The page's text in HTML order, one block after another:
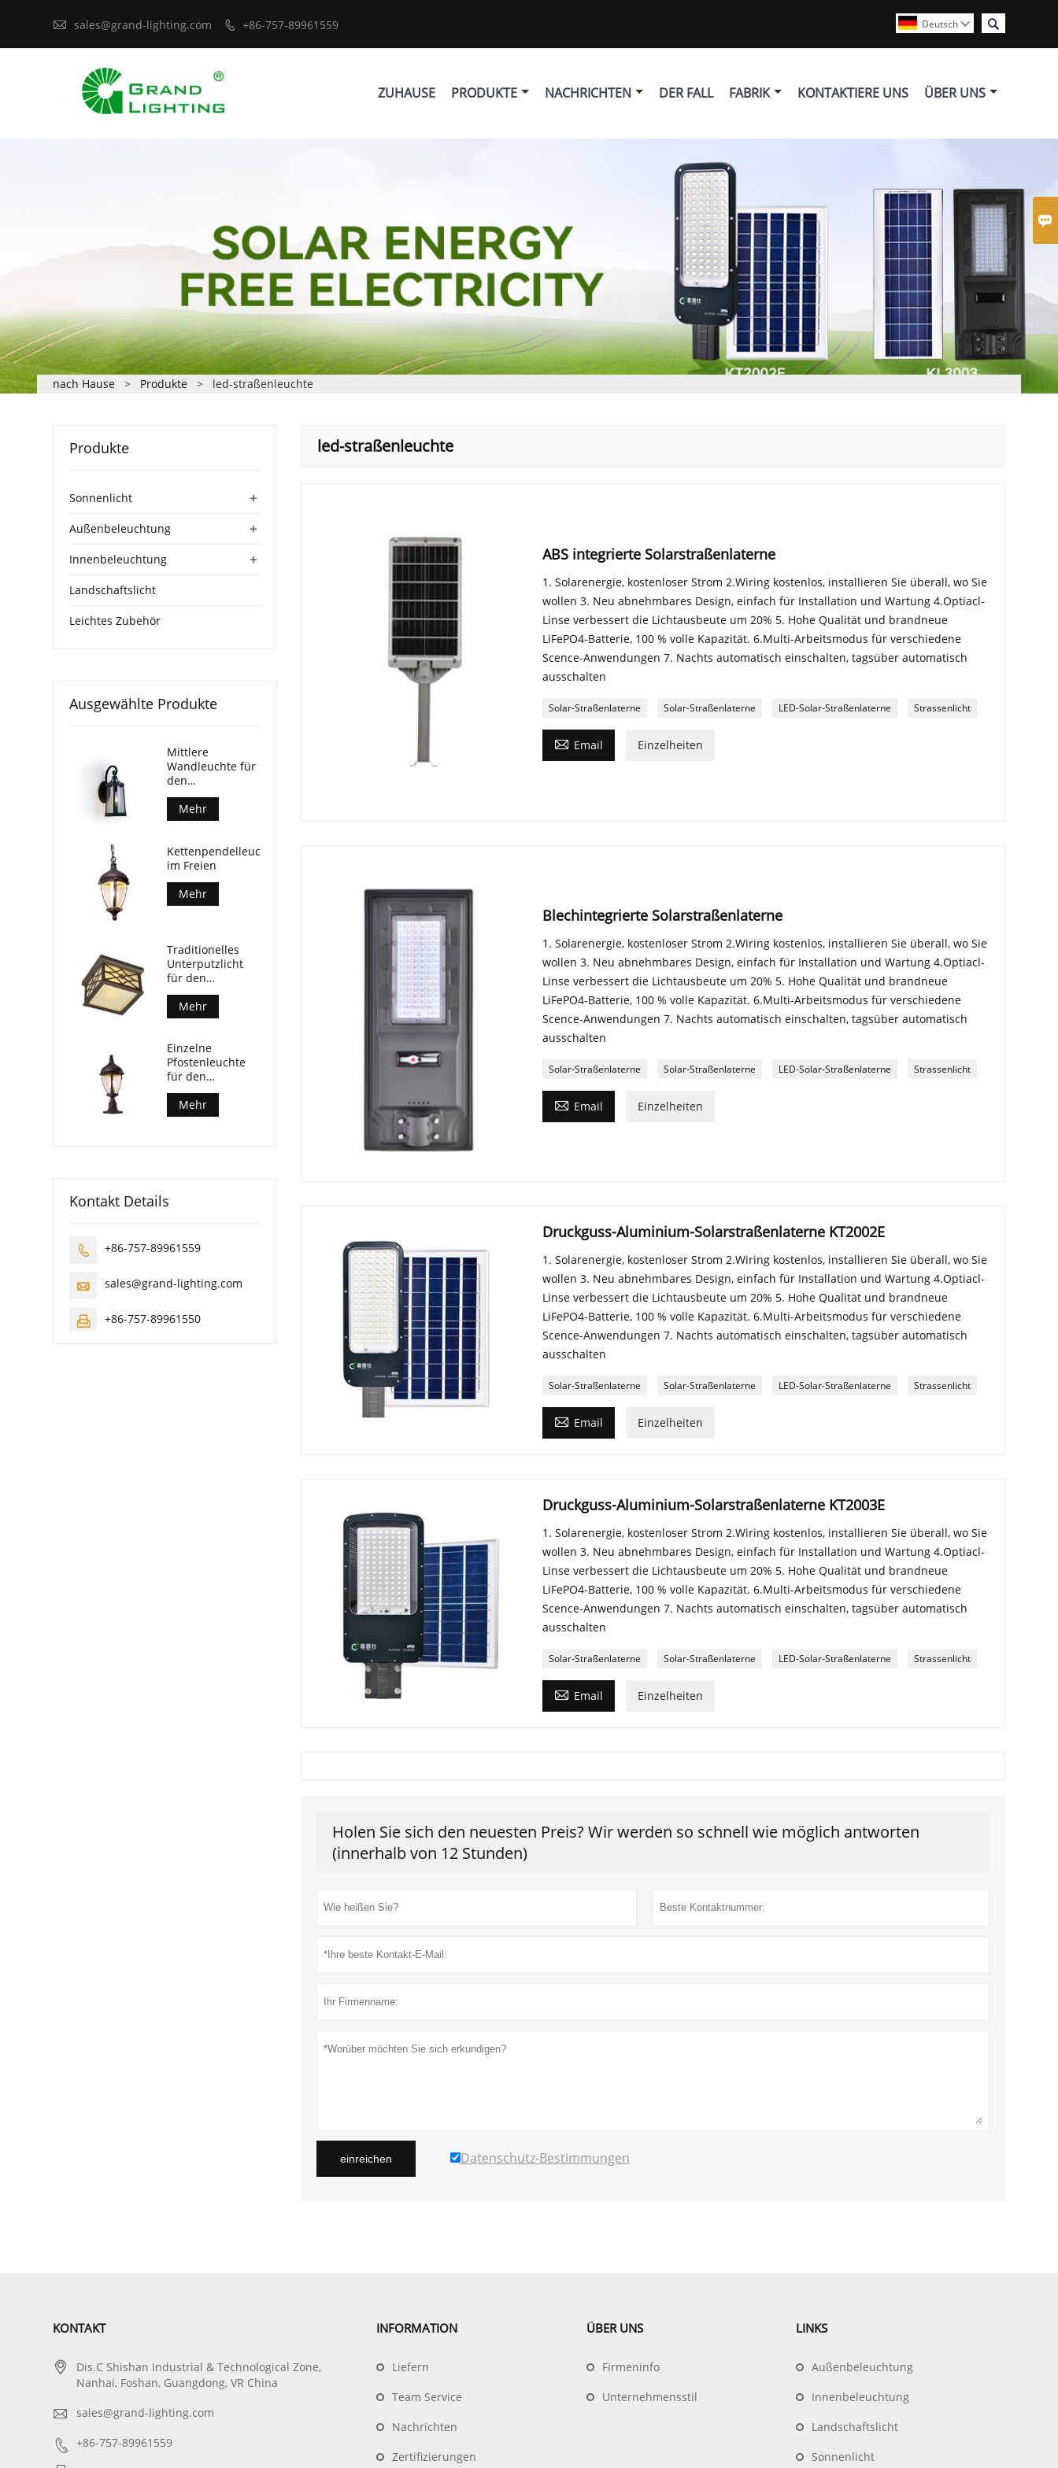

 sales@grand-lighting.com  +86-757-89961559 
Deutsch 
ZUHAUSE PRODUKTE NACHRICHTEN DER FALL FABRIK KONTAKTIERE UNS ÜBER UNS
nach Hause > Produkte > led-straßenleuchte
led-straßenleuchte
ABS integrierte Solarstraßenlaterne
1. Solarenergie, kostenloser Strom 2.Wiring kostenlos, installieren Sie überall, wo Sie
wollen 3. Neu abnehmbares Design, einfach für Installation und Wartung 4.Optiacl-
Linse verbessert die Lichtausbeute um 20% 5. Hohe Qualität und brandneue
LiFePO4-Batterie, 100 % volle Kapazität. 6.Multi-Arbeitsmodus für verschiedene
Scence-Anwendungen 7. Nachts automatisch einschalten, tagsüber automatisch
ausschalten
Solar-Straßenlaterne Solar-Straßenlaterne LED-Solar-Straßenlaterne Strassenlicht
 Email Einzelheiten
Blechintegrierte Solarstraßenlaterne
1. Solarenergie, kostenloser Strom 2.Wiring kostenlos, installieren Sie überall, wo Sie
wollen 3. Neu abnehmbares Design, einfach für Installation und Wartung 4.Optiacl-
Linse verbessert die Lichtausbeute um 20% 5. Hohe Qualität und brandneue
LiFePO4-Batterie, 100 % volle Kapazität. 6.Multi-Arbeitsmodus für verschiedene
Scence-Anwendungen 7. Nachts automatisch einschalten, tagsüber automatisch
ausschalten
Solar-Straßenlaterne Solar-Straßenlaterne LED-Solar-Straßenlaterne Strassenlicht
 Email Einzelheiten
Druckguss-Aluminium-Solarstraßenlaterne KT2002E
1. Solarenergie, kostenloser Strom 2.Wiring kostenlos, installieren Sie überall, wo Sie
wollen 3. Neu abnehmbares Design, einfach für Installation und Wartung 4.Optiacl-
Linse verbessert die Lichtausbeute um 20% 5. Hohe Qualität und brandneue
LiFePO4-Batterie, 100 % volle Kapazität. 6.Multi-Arbeitsmodus für verschiedene
Scence-Anwendungen 7. Nachts automatisch einschalten, tagsüber automatisch
ausschalten
Solar-Straßenlaterne Solar-Straßenlaterne LED-Solar-Straßenlaterne Strassenlicht
 Email Einzelheiten
Druckguss-Aluminium-Solarstraßenlaterne KT2003E
1. Solarenergie, kostenloser Strom 2.Wiring kostenlos, installieren Sie überall, wo Sie
wollen 3. Neu abnehmbares Design, einfach für Installation und Wartung 4.Optiacl-
Linse verbessert die Lichtausbeute um 20% 5. Hohe Qualität und brandneue
LiFePO4-Batterie, 100 % volle Kapazität. 6.Multi-Arbeitsmodus für verschiedene
Scence-Anwendungen 7. Nachts automatisch einschalten, tagsüber automatisch
ausschalten
Solar-Straßenlaterne Solar-Straßenlaterne LED-Solar-Straßenlaterne Strassenlicht
 Email Einzelheiten
Holen Sie sich den neuesten Preis? Wir werden so schnell wie möglich antworten
(innerhalb von 12 Stunden)
einreichen Datenschutz-Bestimmungen
Produkte
+
Sonnenlicht
+
Außenbeleuchtung
+
Innenbeleuchtung
Landschaftslicht
Leichtes Zubehör
Ausgewählte Produkte
Mittlere
Wandleuchte für
den
Außenbereich
Mehr
Kettenpendelleuchte
im Freien
Mehr
Traditionelles
Unterputzlicht
für den
Außenbereich
Mehr
Einzelne
Pfostenleuchte
für den
Außenbereich
Mehr
Kontakt Details
 +86-757-89961559
 sales@grand-lighting.com
 +86-757-89961550
KONTAKT

Dis.C Shishan Industrial & Technological Zone,
Nanhai, Foshan, Guangdong, VR China
 sales@grand-lighting.com
 +86-757-89961559
INFORMATION
Liefern
Team Service
Nachrichten
Zertifizierungen
ÜBER UNS
Firmeninfo
Unternehmensstil
LINKS
Außenbeleuchtung
Innenbeleuchtung
Landschaftslicht
Sonnenlicht